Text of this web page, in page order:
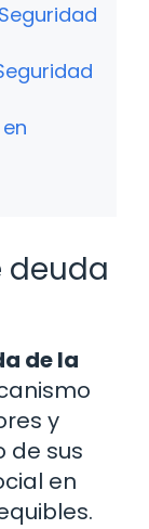
deuda
de la
y
de sus
en